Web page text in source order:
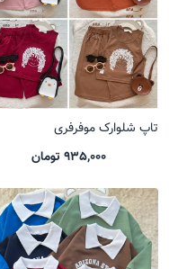
تاپ شلوارک موفرفری
935,000 تومان